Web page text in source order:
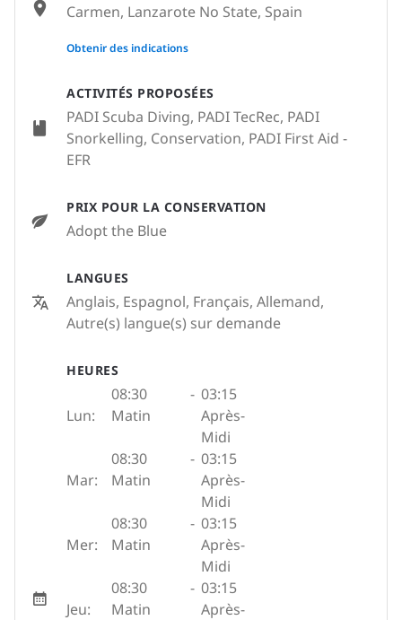
ACTIVITÉS PROPOSÉES
PADI Scuba Diving, PADI TecRec, PADI
Snorkelling, Conservation, PADI First Aid -
EFR
PRIX POUR LA CONSERVATION
Adopt the Blue
LANGUES
Anglais, Espagnol, Français, Allemand,
Autre(s) langue(s) sur demande
HEURES
Lun:
08:30
Matin
- 03:15
Après-
Midi
Mar:
08:30
Matin
- 03:15
Après-
Midi
Mer:
08:30
Matin
- 03:15
Après-
Midi
Jeu:
08:30
Matin
- 03:15
Après-
Carmen, Lanzarote No State, Spain
None
Obtenir des indications